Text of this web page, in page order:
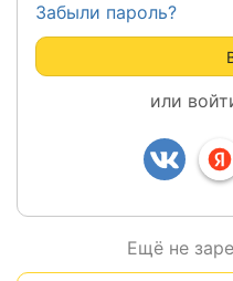
Забыли пароль?
или
Ещё не